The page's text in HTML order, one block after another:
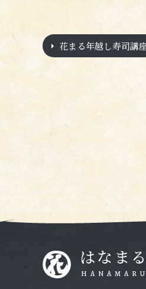
花まる年越し寿司講
はなまる
HANAMARU